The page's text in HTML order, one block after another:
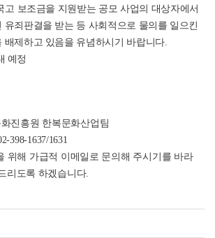
고 보조금을 지원받는 공모 사업의 대상자에서
유죄판결을 받는 등 사회적으로 물의를 일으킨
배제하고 있음을 유념하시기 바랍니다.
예정
진흥원 한복문화산업팀
398-1637/1631
위해 가급적 이메일로 문의해 주시기를 바라
리도록 하겠습니다.